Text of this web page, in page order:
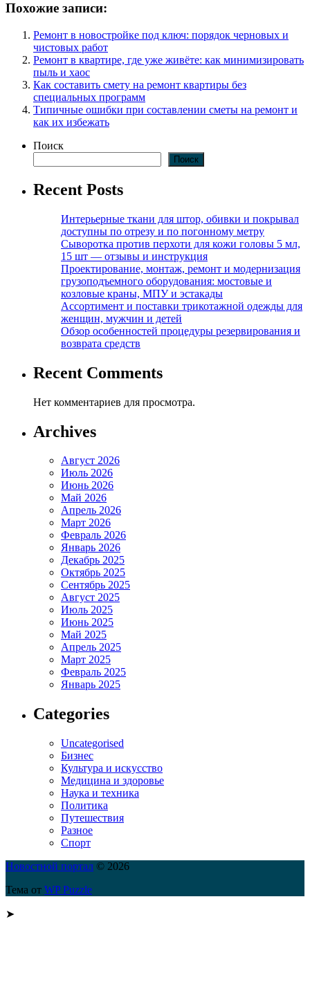
Похожие записи:
Ремонт в новостройке под ключ: порядок черновых и
чистовых работ
Ремонт в квартире, где уже живёте: как минимизировать
пыль и хаос
Как составить смету на ремонт квартиры без
специальных программ
Типичные ошибки при составлении сметы на ремонт и
как их избежать
Поиск
Поиск
Recent Posts
Интерьерные ткани для штор, обивки и покрывал
доступны по отрезу и по погонному метру
Сыворотка против перхоти для кожи головы 5 мл,
15 шт — отзывы и инструкция
Проектирование, монтаж, ремонт и модернизация
грузоподъемного оборудования: мостовые и
козловые краны, МПУ и эстакады
Ассортимент и поставки трикотажной одежды для
женщин, мужчин и детей
Обзор особенностей процедуры резервирования и
возврата средств
Recent Comments
Нет комментариев для просмотра.
Archives
Август 2026
Июль 2026
Июнь 2026
Май 2026
Апрель 2026
Март 2026
Февраль 2026
Январь 2026
Декабрь 2025
Октябрь 2025
Сентябрь 2025
Август 2025
Июль 2025
Июнь 2025
Май 2025
Апрель 2025
Март 2025
Февраль 2025
Январь 2025
Categories
Uncategorised
Бизнес
Культура и искусство
Медицина и здоровье
Наука и техника
Политика
Путешествия
Разное
Спорт
Новостной портал © 2026
Тема от WP Puzzle
➤